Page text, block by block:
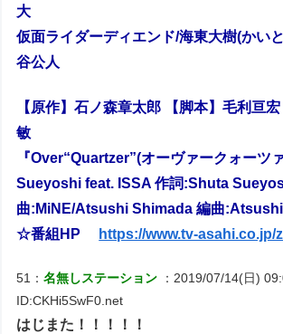
大
仮面ライダーディエンド/海東大樹(かい
谷公人
【原作】石ノ森章太郎 【脚本】毛利亘
敏
『Over“Quartzer”(オーヴァークォーツ
Sueyoshi feat. ISSA 作詞:Shuta
曲:MiNE/Atsushi Shimada 編曲
☆番組HP
https://www.tv-asahi.co.jp/
51：名無しステーション
：2019/07/14(日)
ID:CKHi5SwF0.net
はじまた！！！！！